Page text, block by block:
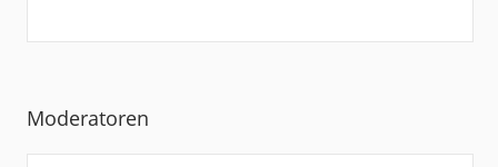
Moderatoren